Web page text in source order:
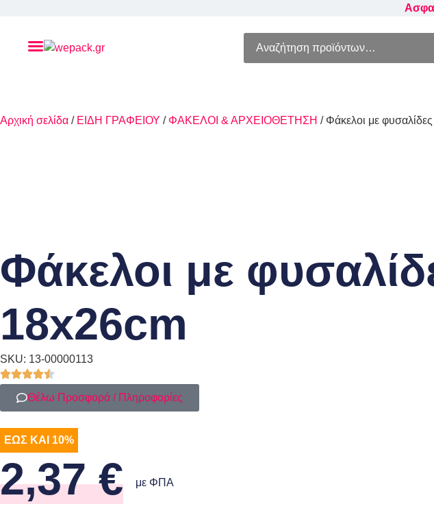
Αρχική σελίδα / ΕΙΔΗ ΓΡΑΦΕΙΟΥ / ΦΑΚΕΛΟΙ & ΑΡΧΕΙΟΘΕΤΗΣΗ / Φάκελοι με
Φάκελοι με
18x26cm
SKU: 13-00000113
Θέλω Προσφορά / Πληροφορίες
ΕΩΣ ΚΑΙ 10%
2,37€ με ΦΠΑ